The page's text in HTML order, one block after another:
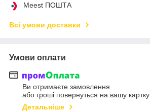
Meest ПОШТА
Всі умови доставки
Умови оплати
Ви отримаєте замовлення
або гроші повернуться на вашу картку
Детальніше